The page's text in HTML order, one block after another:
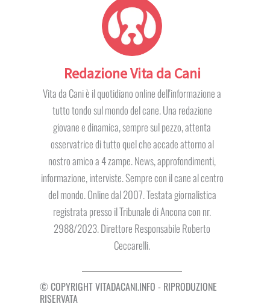
Redazione Vita da Cani
Vita da Cani è il quotidiano online dell'informazione a
tutto tondo sul mondo del cane. Una redazione
giovane e dinamica, sempre sul pezzo, attenta
osservatrice di tutto quel che accade attorno al
nostro amico a 4 zampe. News, approfondimenti,
informazione, interviste. Sempre con il cane al centro
del mondo. Online dal 2007. Testata giornalistica
registrata presso il Tribunale di Ancona con nr.
2988/2023. Direttore Responsabile Roberto
Ceccarelli.
© COPYRIGHT VITADACANI.INFO - RIPRODUZIONE
RISERVATA